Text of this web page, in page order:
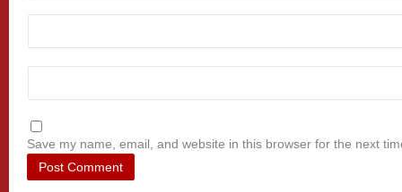
Save my name, email, and website in this browser for the next